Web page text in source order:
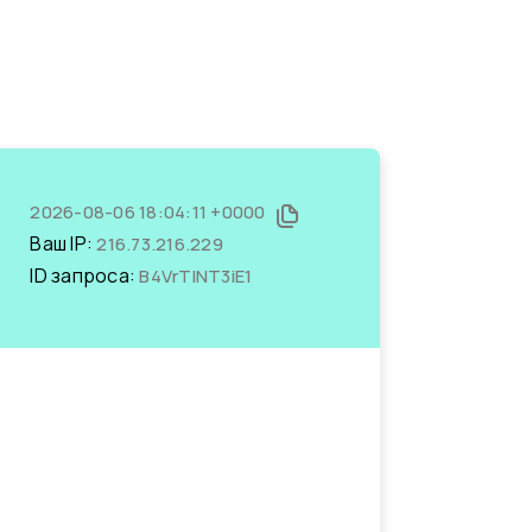
2026-08-06 18:04:11 +0000
Ваш IP:216.73.216.229
ID запроса:B4VrTINT3iE1